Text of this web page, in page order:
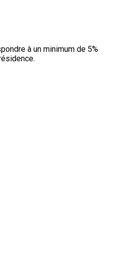
à un minimum de 5%